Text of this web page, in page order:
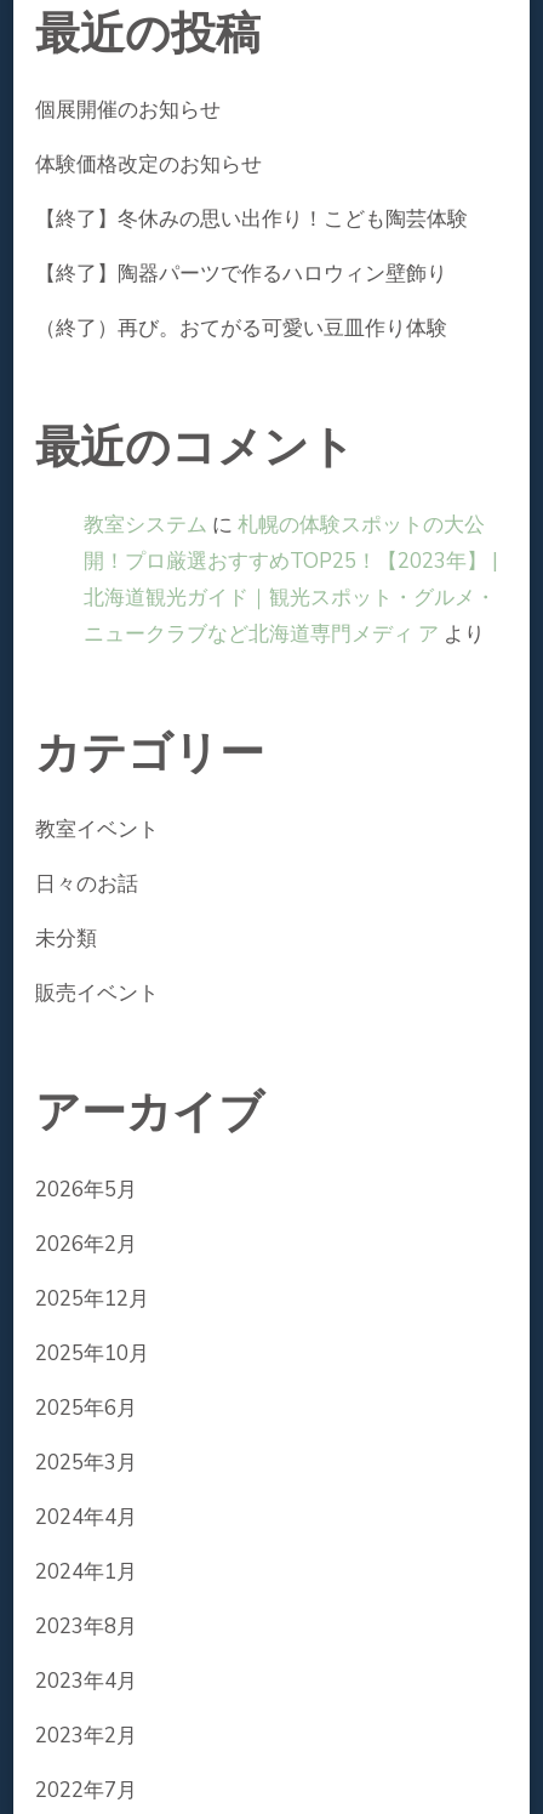
最近の投稿
個展開催のお知らせ
体験価格改定のお知らせ
【終了】冬休みの思い出作り！こども陶芸体験
【終了】陶器パーツで作るハロウィン壁飾り
（終了）再び。おてがる可愛い豆皿作り体験
最近のコメント
教室システム に 札幌の体験スポットの大公
開！プロ厳選おすすめTOP25！【2023年】 |
北海道観光ガイド｜観光スポット・グルメ・
ニュークラブなど北海道専⾨メディ ア より
カテゴリー
教室イベント
日々のお話
未分類
販売イベント
アーカイブ
2026年5月
2026年2月
2025年12月
2025年10月
2025年6月
2025年3月
2024年4月
2024年1月
2023年8月
2023年4月
2023年2月
2022年7月